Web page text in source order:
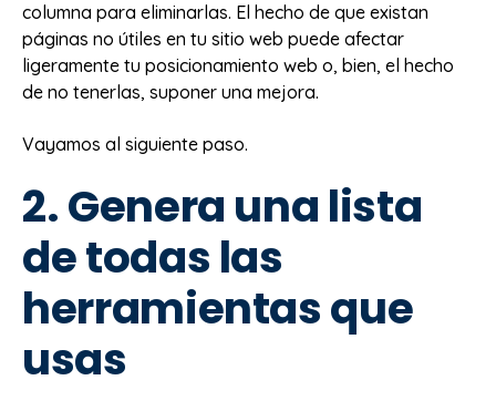
columna para eliminarlas. El hecho de que existan
páginas no útiles en tu sitio web puede afectar
ligeramente tu posicionamiento web o, bien, el hecho
de no tenerlas, suponer una mejora.
Vayamos al siguiente paso.
2. Genera una lista
de todas las
herramientas que
usas